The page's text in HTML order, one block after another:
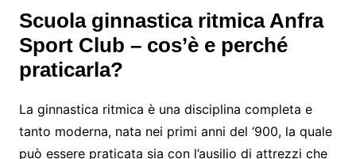
Scuola ginnastica ritmica Anfra
Sport Club – cos’è e perché
praticarla?
La ginnastica ritmica è una disciplina completa e
tanto moderna, nata nei primi anni del ‘900, la quale
può essere praticata sia con l’ausilio di attrezzi che